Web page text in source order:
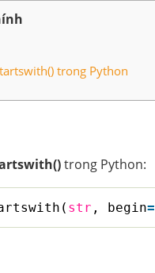
trong Python
trong Python:
str , begin=